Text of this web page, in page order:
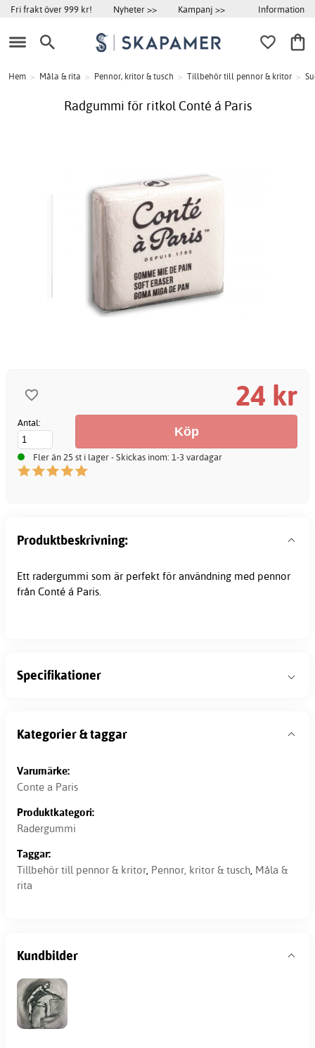
Fri frakt över 999 kr! Nyheter >> Kampanj >> Information
Hem > Måla & rita > Pennor, kritor & tusch > Tillbehör till pennor & kritor >
Radgummi för ritkol Conté á Paris
24 kr
Antal:
Fler än 25 st i lager - Skickas inom: 1-3 vardagar
Produktbeskrivning:
Ett radergummi som är perfekt för användning med pennor
från Conté á Paris.
Specifikationer
Kategorier & taggar
Varumärke:
Conte a Paris
Produktkategori:
Radergummi
Taggar:
Tillbehör till pennor & kritor, Pennor, kritor & tusch, Måla &
rita
Kundbilder